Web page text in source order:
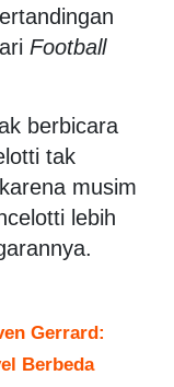
Football
berbicara
tak
musim
lebih
Gerrard:
Berbeda